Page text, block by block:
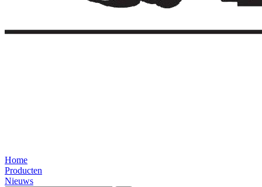
Home
Producten
Nieuws